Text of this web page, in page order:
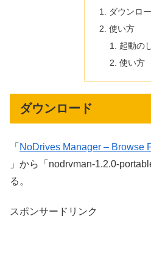
ダウンロ
使い方
起動の
使い方
ダウンロード
「 NoDrives Manager – Browse
」から「nodrvman-1.2.0-
る。
スポンサードリンク